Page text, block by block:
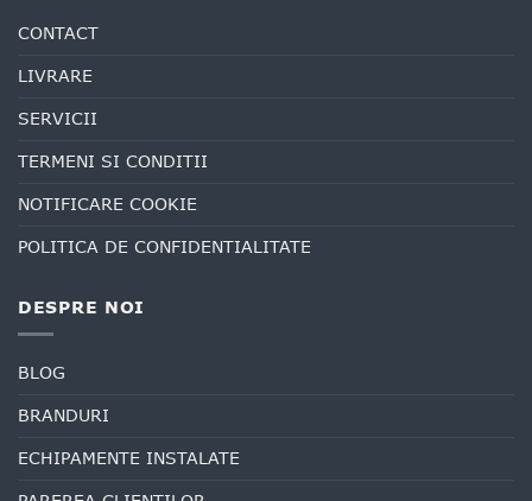
CONTACT
LIVRARE
SERVICII
TERMENI SI CONDITII
NOTIFICARE COOKIE
POLITICA DE CONFIDENTIALITATE
DESPRE NOI
BLOG
BRANDURI
ECHIPAMENTE INSTALATE